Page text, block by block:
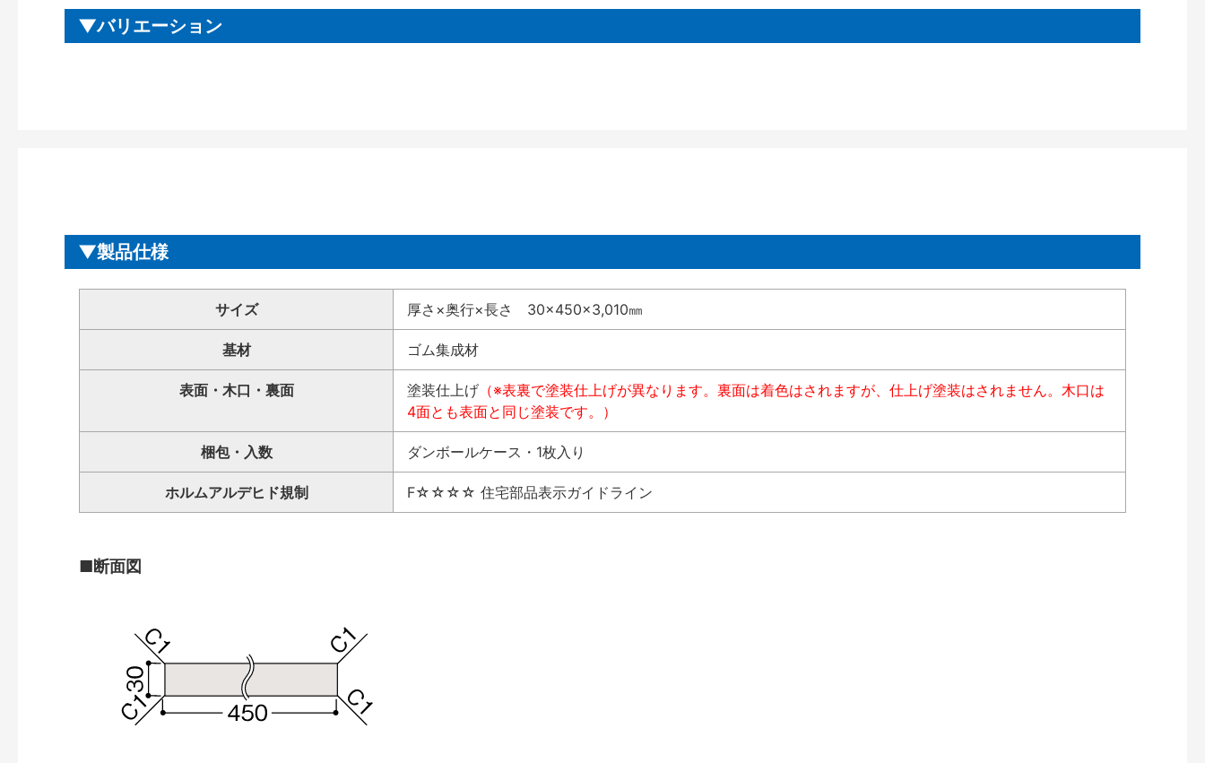
バリエーション
製品仕様
サイズ 厚さ×奥行×長さ 30×450×3,010㎜
基材 ゴム集成材
表面・木口・裏面 塗装仕上げ （※表裏で塗装仕上げが異なります。裏面は着色はされますが、仕上げ塗装はされません。木口は
4面とも表面と同じ塗装です。）
梱包・入数 ダンボールケース・1枚入り
ホルムアルデヒド規制 F☆☆☆☆ 住宅部品表示ガイドライン
■断面図